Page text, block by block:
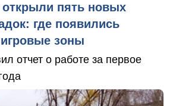
пять новых
где появились
зоны
отчет о работе за первое